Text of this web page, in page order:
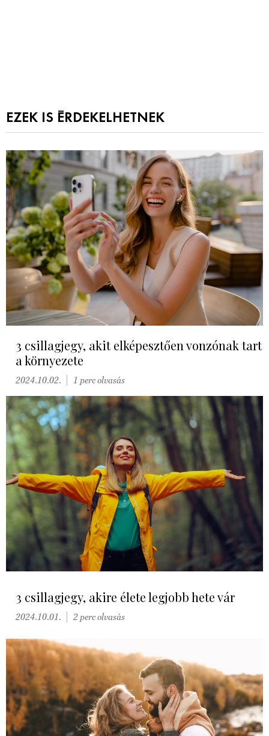
EZEK IS ÉRDEKELHETNEK
3 csillagjegy, akit elképesztően vonzónak tart
a környezete
2024.10.02. 1 perc olvasás
3 csillagjegy, akire élete legjobb hete vár
2024.10.01. 2 perc olvasás